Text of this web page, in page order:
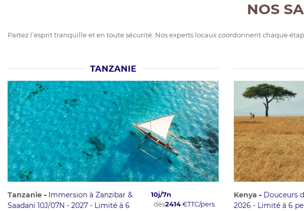
NOS
Partez l’esprit tranquille et en toute sécurité. Nos experts locaux coordonnent chaque
TANZANIE
Tanzanie - Immersion à Zanzibar &
Saadani 10J/07N - 2027 - Limité à 6
10j/7n
dès2414€TTC/pers.
Kenya - Douceurs
2026 - Limité à 6